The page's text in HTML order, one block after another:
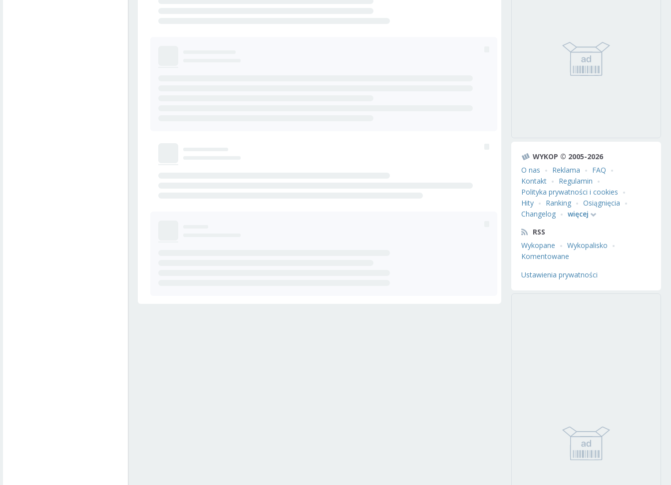
WYKOP © 2005-2026
O nas
Reklama
FAQ
Kontakt
Regulamin
Polityka prywatności i cookies
Hity
Ranking
Osiągnięcia
Changelog
więcej
RSS
Wykopane
Wykopalisko
Komentowane
Ustawienia prywatności